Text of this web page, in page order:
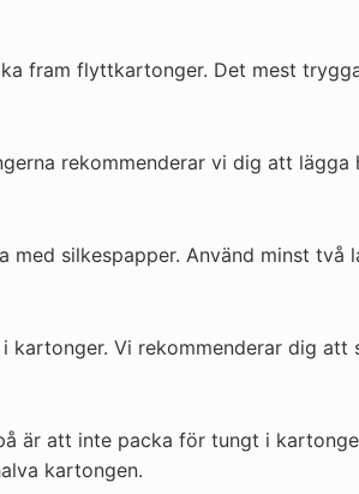
fram flyttkartonger. Det mest
rekommenderar vi dig att
med silkespapper. Använd minst två
kartonger. Vi rekommenderar dig
är att inte packa för tungt i
kartongen.